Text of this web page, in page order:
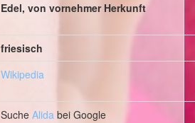
Edel, von vornehmer Herkunft
friesisch
Wikipedia
Suche Alida bei Google